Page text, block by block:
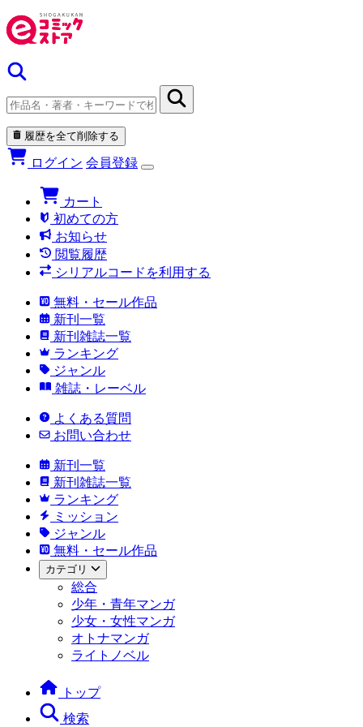
履歴を全て削除する
ログイン 会員登録
カート
初めての方
お知らせ
閲覧履歴
シリアルコードを利用する
無料・セール作品
新刊一覧
新刊雑誌一覧
ランキング
ジャンル
雑誌・レーベル
よくある質問
お問い合わせ
新刊一覧
新刊雑誌一覧
ランキング
ミッション
ジャンル
無料・セール作品
カテゴリ
総合
少年・青年マンガ
少女・女性マンガ
オトナマンガ
ライトノベル
トップ
検索